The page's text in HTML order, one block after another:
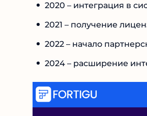
2020 – интеграция в
2021 – получение
2022 – начало
2024 – расширение